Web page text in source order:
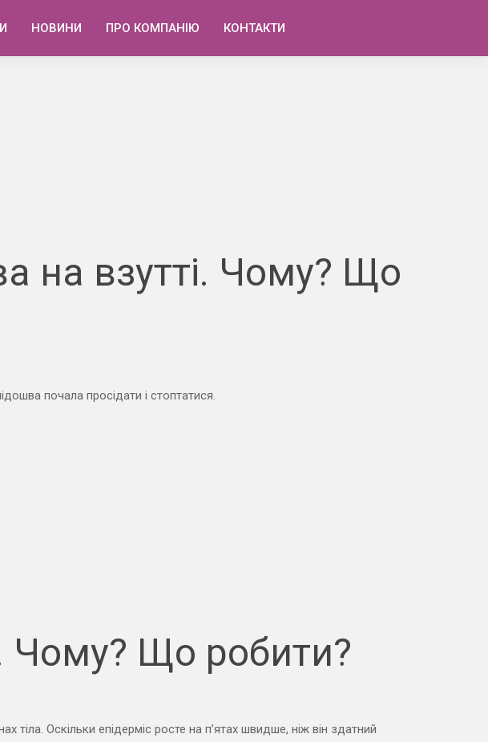
НОВИНИ ПРО КОМПАНІЮ КОНТАКТИ
на взутті. Чому? Що
почала просідати і стоптатися.
Чому? Що робити?
Оскільки епідерміс росте на п’ятах швидше, ніж він здатний